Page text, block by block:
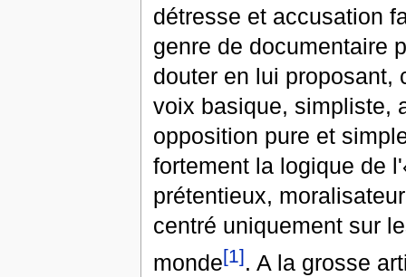
détresse et accusation
genre de documentaire
douter en lui proposant,
voix basique, simpliste,
opposition pure et
fortement la logique de
prétentieux,
centré uniquement sur
monde[1]. A la grosse